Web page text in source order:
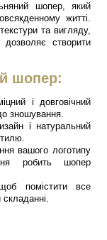
шопер, який
житті.
та вигляду,
створити
шопер:
і довговічний
зношування.
і натуральний
вашого логотипу
робить шопер
помістити все